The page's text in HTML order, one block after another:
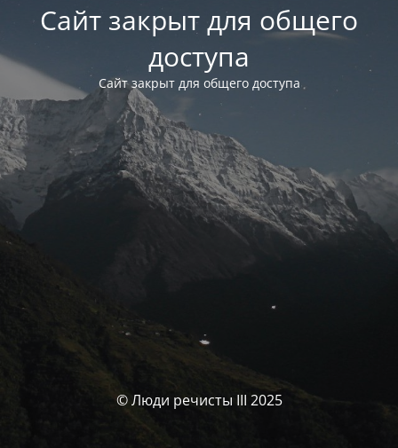
Сайт закрыт для общего
доступа
Сайт закрыт для общего доступа
© Люди речисты III 2025